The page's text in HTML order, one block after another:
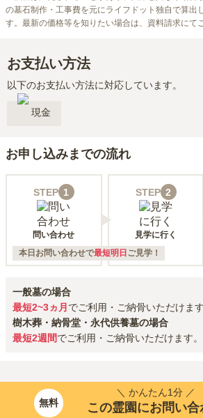
の墓石制作・工事費を元にライフドット独自で算出
す。最新の価格等を知りたい場合は、資料請求にて
お支払い方法
以下のお支払い方法に対応しています。
現金
お申し込みまでの流れ
STEP 1
問い合わせ
STEP 2
見学に行く
本日お問い合わせで最短明日 ご見学！
一般墓の場合
最短2~3ヵ月 でご利用・ご納骨いただけます
樹木葬・納骨堂・永代供養墓の場合
最短2週間でご利用・ご納骨いただけます。
無料
＼ かんたん1分 ／
この霊園にお問い合